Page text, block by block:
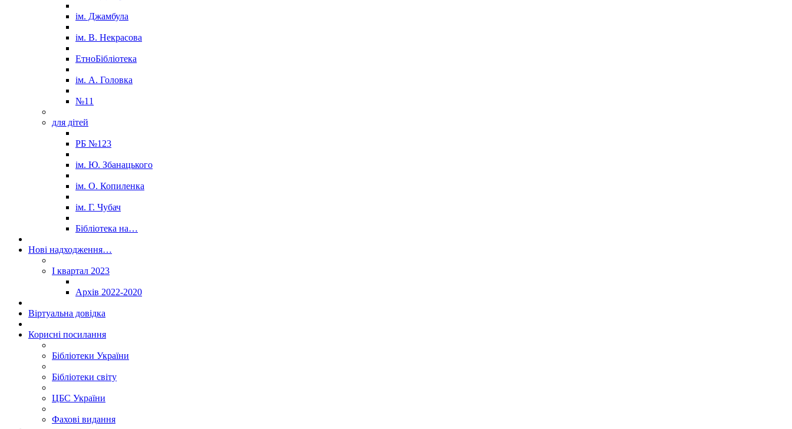
ім. Джамбула
ім. В. Некрасова
ЕтноБібліотека
ім. А. Головка
№11
для дітей
РБ №123
ім. Ю. Збанацького
ім. О. Копиленка
ім. Г. Чубач
Бібліотека на…
Нові надходження…
I квартал 2023
Архів 2022-2020
Віртуальна довідка
Корисні посилання
Бібліотеки України
Бібліотеки світу
ЦБС України
Фахові видання